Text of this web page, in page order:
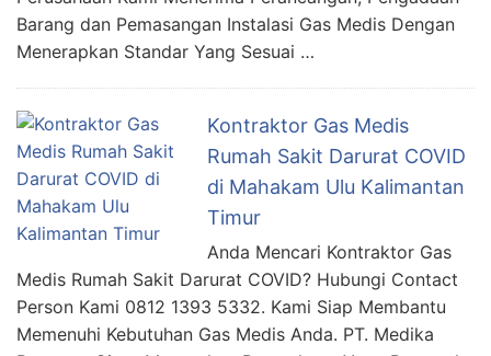
Barang dan Pemasangan Instalasi Gas Medis Dengan
Menerapkan Standar Yang Sesuai …
Kontraktor Gas Medis
Rumah Sakit Darurat COVID
di Mahakam Ulu Kalimantan
Timur
Anda Mencari Kontraktor Gas
Medis Rumah Sakit Darurat COVID? Hubungi Contact
Person Kami 0812 1393 5332. Kami Siap Membantu
Memenuhi Kebutuhan Gas Medis Anda. PT. Medika